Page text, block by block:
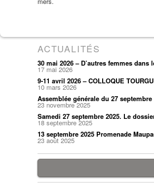
ACTUALITÉS
30 mai 2026 – D’autres femmes
17 mai 2026
9-11 avril 2026 – COLLOQUE
10 mars 2026
Assemblée générale du 27 septembre
23 novembre 2025
Samedi 27 septembre 2025. Le
18 septembre 2025
13 septembre 2025 Promenade
23 août 2025